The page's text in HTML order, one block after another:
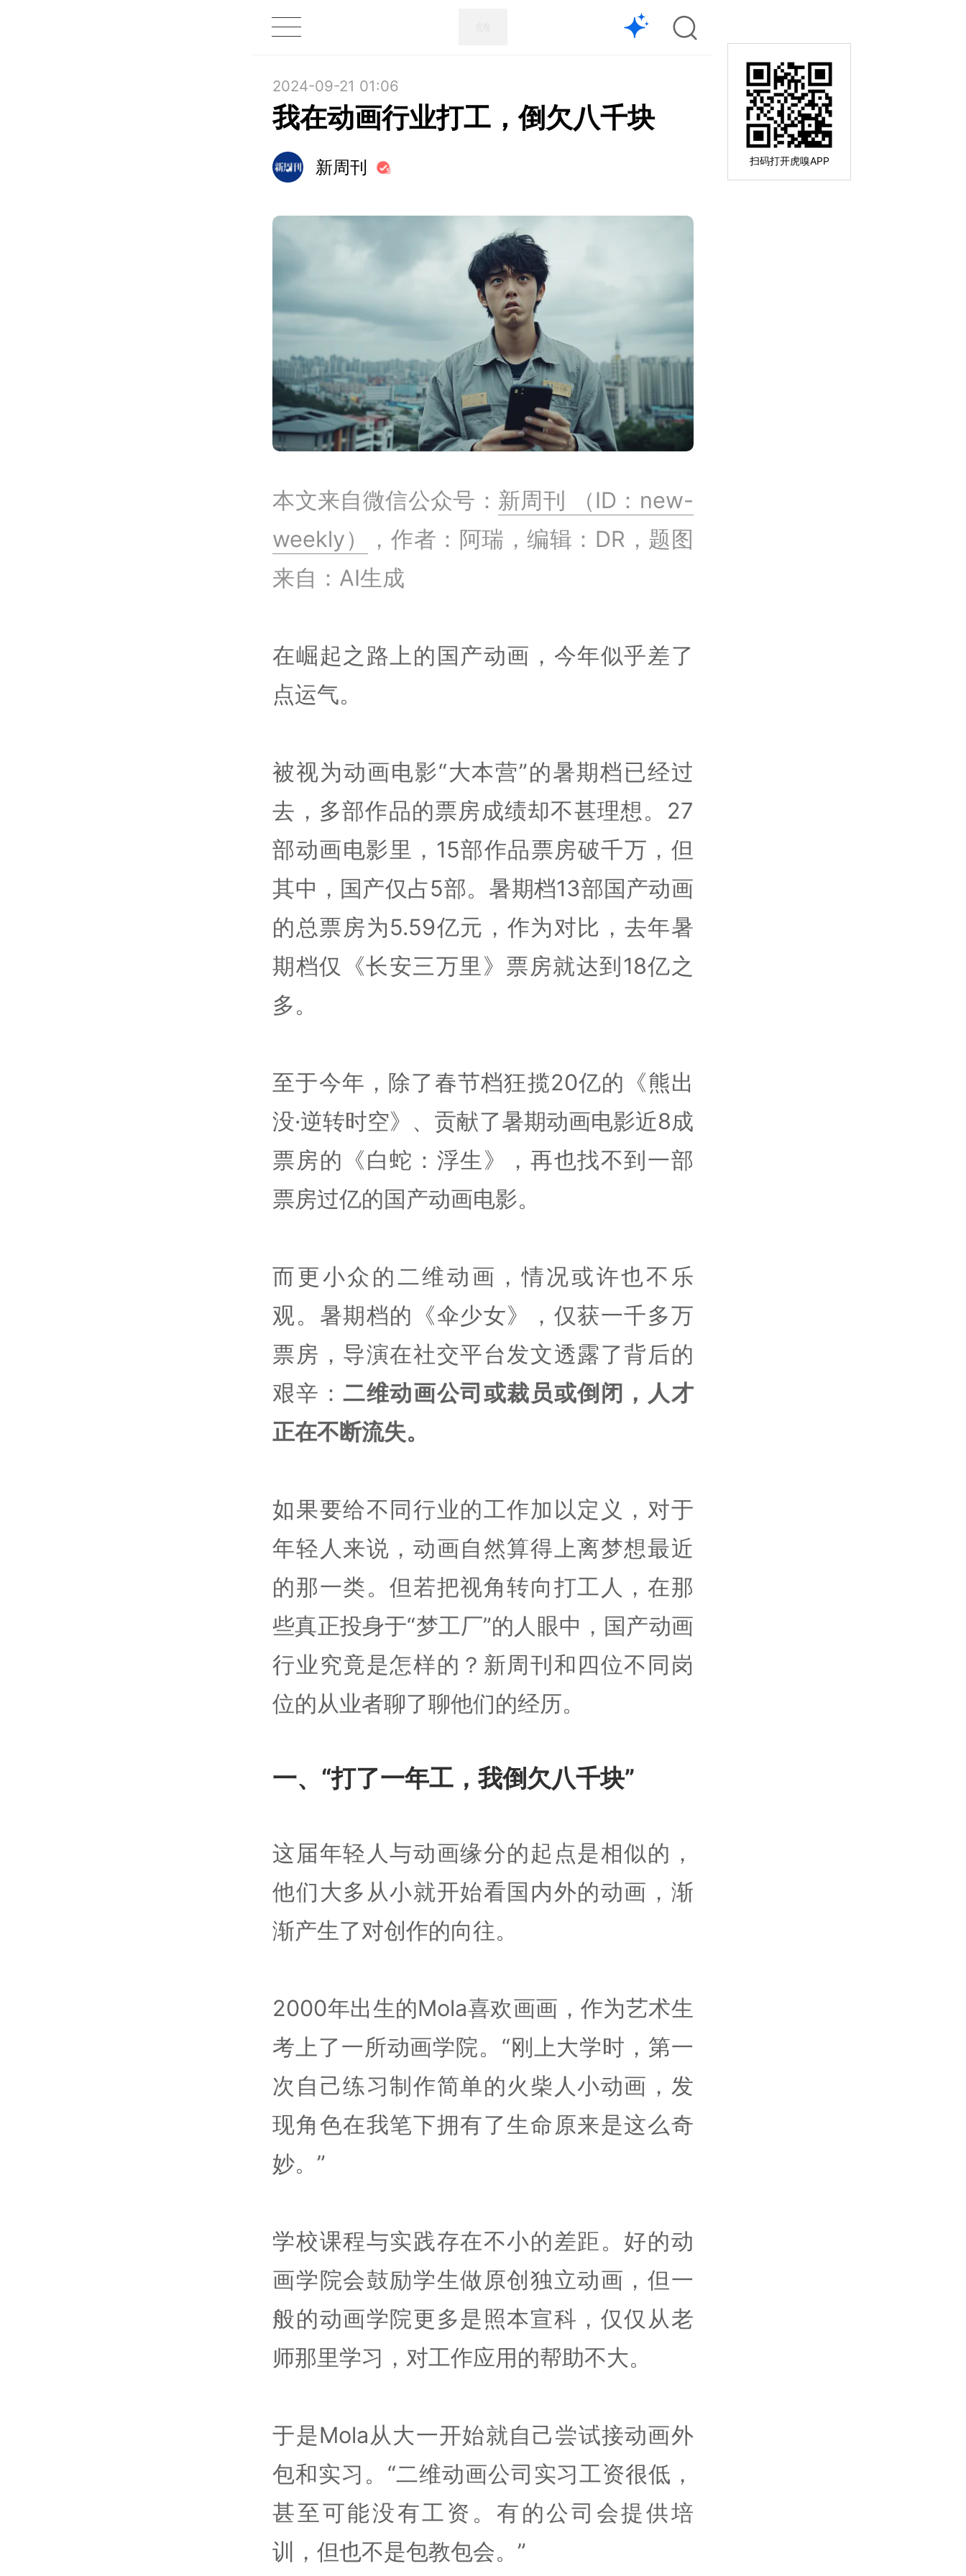
扫码打开虎嗅APP
2024-09-21 01:06
我在动画行业打工，倒欠八千块
新周刊
本文来自微信公众号： 新周刊 （ID：new-
weekly）
，作者：阿瑞，编辑：DR，题图
来自：AI生成
在崛起之路上的国产动画，今年似乎差了
点运气。
被视为动画电影“大本营”的暑期档已经过
去，多部作品的票房成绩却不甚理想。27
部动画电影里，15部作品票房破千万，但
其中，国产仅占5部。暑期档13部国产动画
的总票房为5.59亿元，作为对比，去年暑
期档仅《长安三万里》票房就达到18亿之
多。
至于今年，除了春节档狂揽20亿的《熊出
没·逆转时空》、贡献了暑期动画电影近8成
票房的《白蛇：浮生》，再也找不到一部
票房过亿的国产动画电影。
而更小众的二维动画，情况或许也不乐
观。暑期档的《伞少女》，仅获一千多万
票房，导演在社交平台发文透露了背后的
艰辛：二维动画公司或裁员或倒闭，人才
正在不断流失。
如果要给不同行业的工作加以定义，对于
年轻人来说，动画自然算得上离梦想最近
的那一类。但若把视角转向打工人，在那
些真正投身于“梦工厂”的人眼中，国产动画
行业究竟是怎样的？新周刊和四位不同岗
位的从业者聊了聊他们的经历。
一、“打了一年工，我倒欠八千块”
这届年轻人与动画缘分的起点是相似的，
他们大多从小就开始看国内外的动画，渐
渐产生了对创作的向往。
2000年出生的Mola喜欢画画，作为艺术生
考上了一所动画学院。“刚上大学时，第一
次自己练习制作简单的火柴人小动画，发
现角色在我笔下拥有了生命原来是这么奇
妙。”
学校课程与实践存在不小的差距。好的动
画学院会鼓励学生做原创独立动画，但一
般的动画学院更多是照本宣科，仅仅从老
师那里学习，对工作应用的帮助不大。
于是Mola从大一开始就自己尝试接动画外
包和实习。“二维动画公司实习工资很低，
甚至可能没有工资。有的公司会提供培
训，但也不是包教包会。”